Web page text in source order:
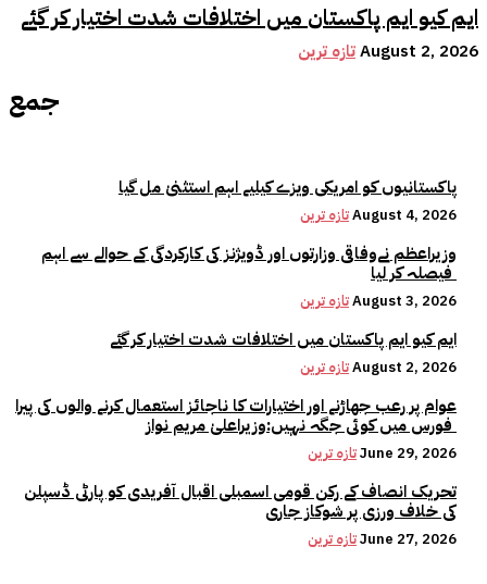
ایم کیو ایم پاکستان میں اختلافات شدت اختیار کر گئے
تازہ ترینAugust 2, 2026
جمع
پاکستانیوں کو امریکی ویزے کیلیے اہم استثنیٰ مل گیا
تازہ ترینAugust 4, 2026
وزیراعظم نےوفاقی وزارتوں اور ڈویژنز کی کارکردگی کے حوالے سے اہم
تازہ ترینAugust 3, 2026
ایم کیو ایم پاکستان میں اختلافات شدت اختیار کر گئے
تازہ ترینAugust 2, 2026
عوام پر رعب جھاڑنے اور اختیارات کا ناجائز استعمال کرنے والوں کی پیرا
تازہ ترینJune 29, 2026
تحریک انصاف کے رکن قومی اسمبلی اقبال آفریدی کو پارٹی ڈسپلن
کی خلاف ورزی پر شوکاز جاری
تازہ ترینJune 27, 2026